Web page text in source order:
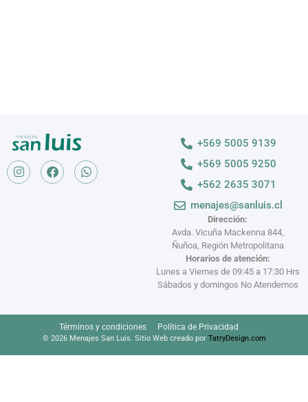
Dirección:
Avda. Vicuña Mackenna 844,
Ñuñoa, Región Metropolitana
Horarios de atención:
Lunes a Viernes de 09:45 a 17:30 Hrs
Sábados y domingos No Atendemos
+569 5005 9139
+569 5005 9250
+562 2635 3071
menajes@sanluis.cl
Términos y condiciones Política de Privacidad
© 2026 Menajes San Luis. Sitio Web creado por TatryDesign.com